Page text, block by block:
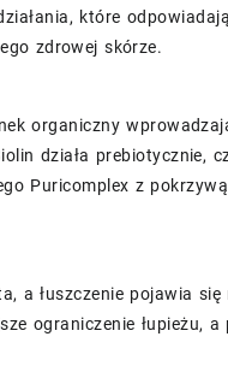
które
zdrowej skórze.
organiczny
działa
Puricomplex z
a łuszczenie pojawia
ograniczenie łupieżu,